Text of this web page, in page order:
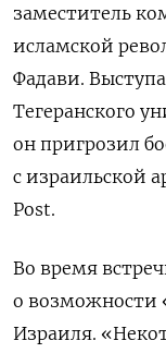
заместитель
исламской
Фадави.
Тегеранского
он пригрозил
с израильской
Post.
Во время
о возможности
Израиля.